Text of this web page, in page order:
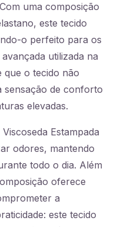
uma composição
este tecido
o perfeito para os
utilizada na
que o tecido não
sensação de conforto
elevadas.
Estampada
odores, mantendo
todo o dia. Além
oferece
a
este tecido